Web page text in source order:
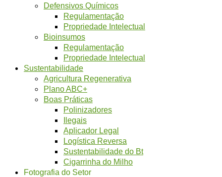
Defensivos Químicos
Regulamentação
Propriedade Intelectual
Bioinsumos
Regulamentação
Propriedade Intelectual
Sustentabilidade
Agricultura Regenerativa
Plano ABC+
Boas Práticas
Polinizadores
Ilegais
Aplicador Legal
Logística Reversa
Sustentabilidade do Bt
Cigarrinha do Milho
Fotografia do Setor